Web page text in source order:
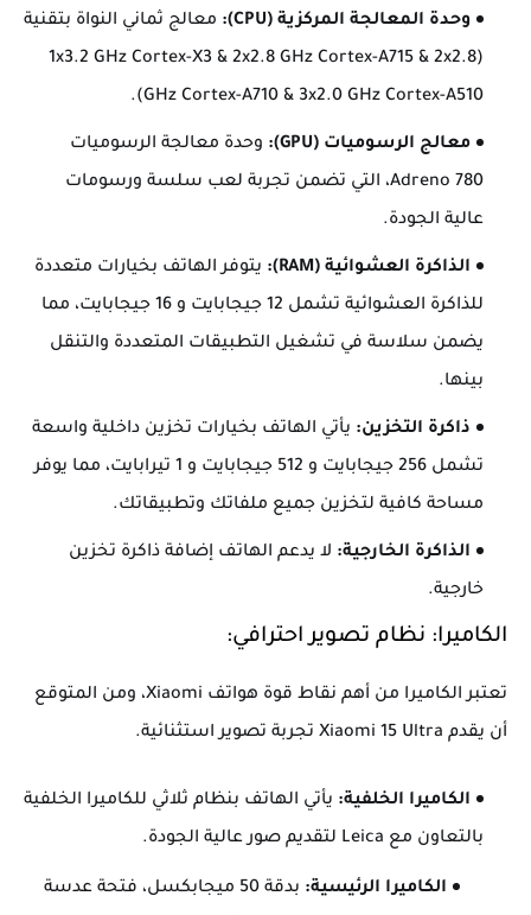
وحدة المعالجة المركزية (CPU):
معالج ثماني النواة بتقنية
(1x3.2 GHz Cortex-X3 & 2x2.8 GHz Cortex-A715 & 2x2.8
GHz Cortex-A710 & 3x2.0 GHz Cortex-A510).
معالج الرسوميات (GPU):
وحدة معالجة الرسوميات
Adreno 780، التي تضمن تجربة لعب سلسة ورسومات
عالية الجودة.
الذاكرة العشوائية (RAM):
يتوفر الهاتف بخيارات متعددة
للذاكرة العشوائية تشمل 12 جيجابايت و 16 جيجابايت، مما
يضمن سلاسة في تشغيل التطبيقات المتعددة والتنقل
بينها.
ذاكرة التخزين: يأتي الهاتف بخيارات تخزين داخلية واسعة
تشمل 256 جيجابايت و 512 جيجابايت و 1 تيرابايت، مما يوفر
مساحة كافية لتخزين جميع ملفاتك وتطبيقاتك.
الذاكرة الخارجية: لا يدعم الهاتف إضافة ذاكرة تخزين
خارجية.
الكاميرا: نظام تصوير احترافي:
تعتبر الكاميرا من أهم نقاط قوة هواتف Xiaomi، ومن المتوقع
أن يقدم Xiaomi 15 Ultra تجربة تصوير استثنائية.
الكاميرا الخلفية: يأتي الهاتف بنظام ثلاثي للكاميرا الخلفية
بالتعاون مع Leica لتقديم صور عالية الجودة.
الكاميرا الرئيسية:
بدقة 50 ميجابكسل، فتحة عدسة